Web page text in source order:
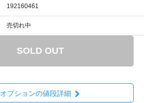
192160461
売切れ中
SOLD OUT
オプションの値段詳細